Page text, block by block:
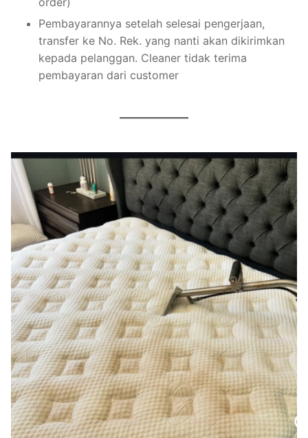
Pembayarannya setelah selesai pengerjaan,
transfer ke No. Rek. yang nanti akan dikirimkan
kepada pelanggan. Cleaner tidak terima
pembayaran dari customer